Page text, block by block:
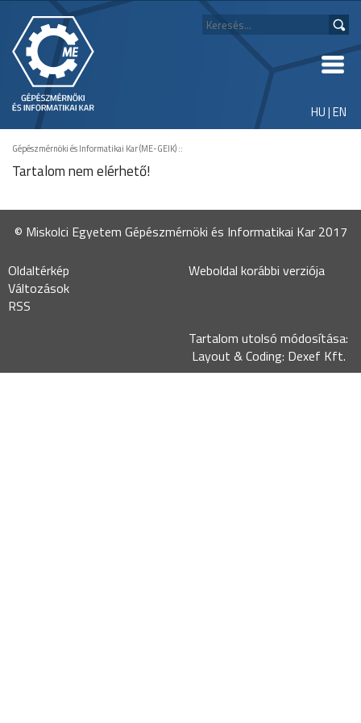
HU|EN
Gépészmérnöki és Informatikai Kar (ME-GEIK)::
Tartalom nem elérhető!
© Miskolci Egyetem Gépészmérnöki és Informatikai Kar 2017
Oldaltérkép
Változások
RSS
Weboldal korábbi verziója
Tartalom utolsó módosítása:
Layout & Coding: Dexef Kft.